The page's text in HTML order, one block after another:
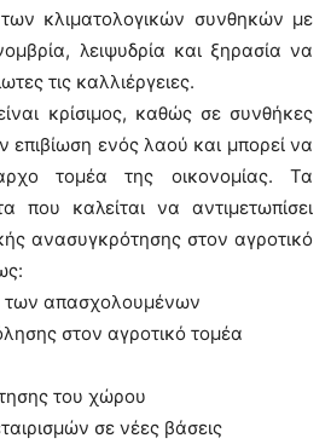
κλιματολογικών συνθηκών με
λειψυδρία και ξηρασία να
τις καλλιέργειες.
κρίσιμος, καθώς σε συνθήκες
επιβίωση ενός λαού και μπορεί να
τομέα της οικονομίας. Τα
που καλείται να αντιμετωπίσει
ανασυγκρότησης στον αγροτικό
των απασχολουμένων
στον αγροτικό τομέα
του χώρου
σε νέες βάσεις